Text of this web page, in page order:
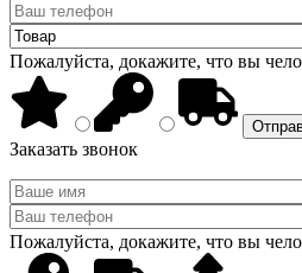
Пожалуйста, докажите, что вы
Заказать звонок
Пожалуйста, докажите, что вы